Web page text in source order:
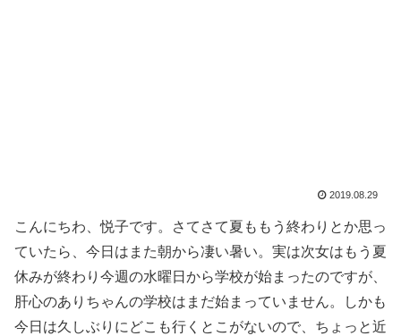
2019.08.29
こんにちわ、悦子です。さてさて夏ももう終わりとか思っ
ていたら、今日はまた朝から凄い暑い。実は次女はもう夏
休みが終わり今週の水曜日から学校が始まったのですが、
肝心のありちゃんの学校はまだ始まっていません。しかも
今日は久しぶりにどこも行くとこがないので、ちょっと近